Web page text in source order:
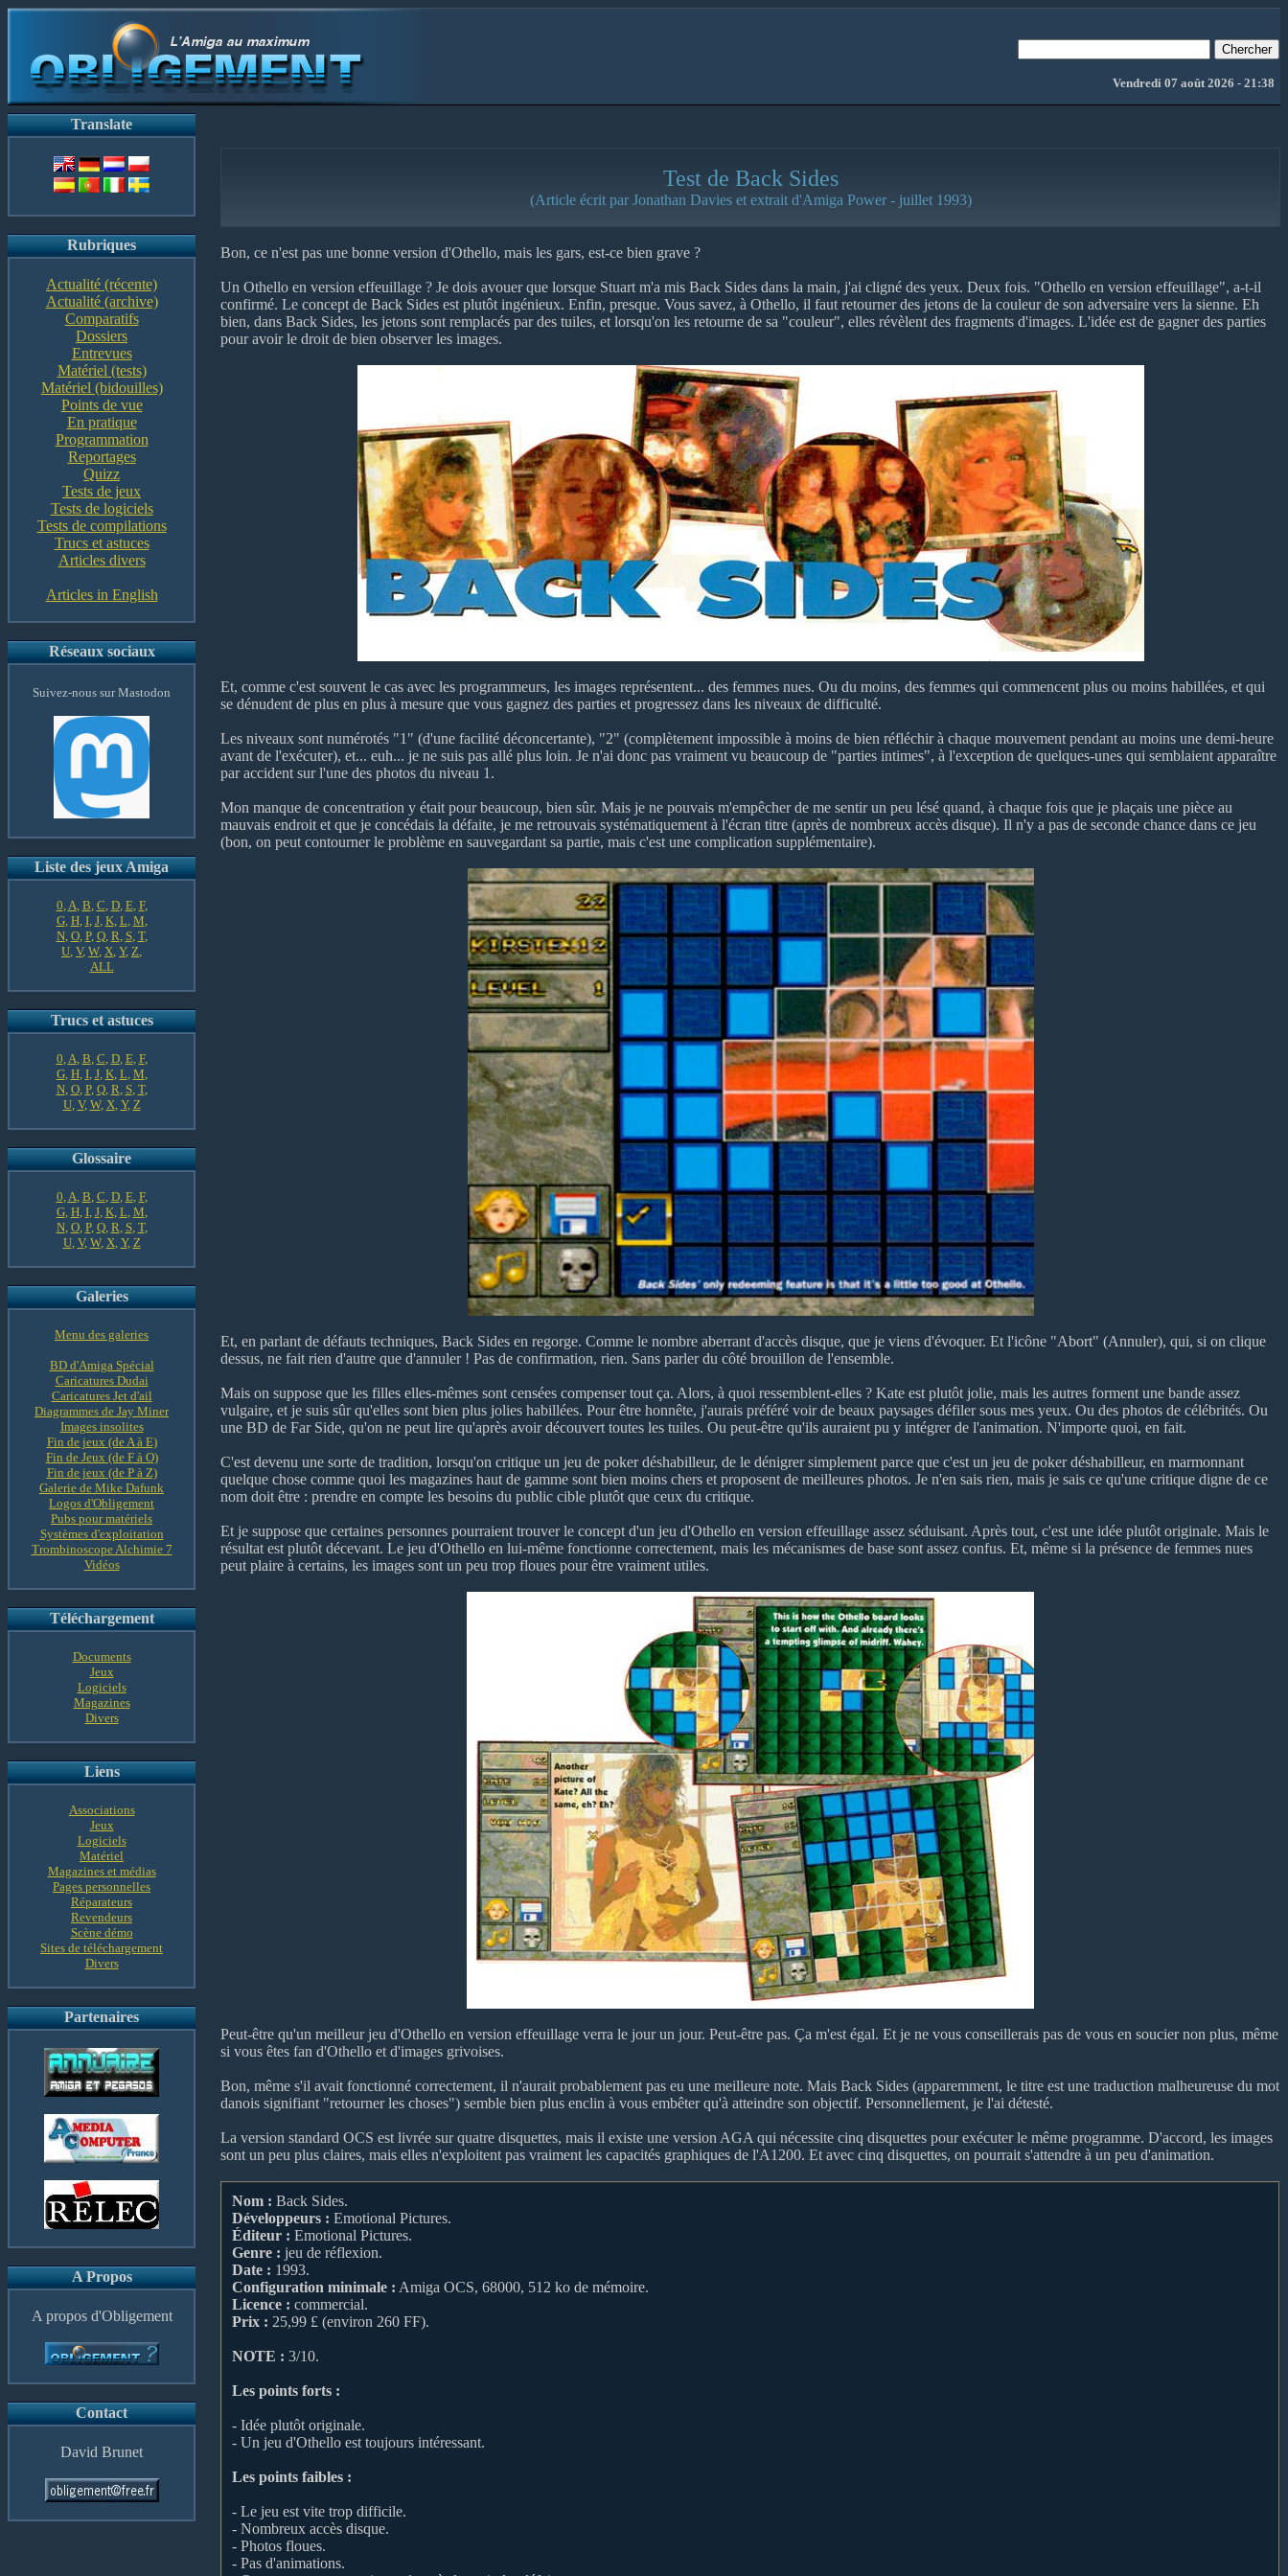
Vendredi 07 août 2026 - 21:38
Translate
Rubriques
Actualité (récente)
Actualité (archive)
Comparatifs
Dossiers
Entrevues
Matériel (tests)
Matériel (bidouilles)
Points de vue
En pratique
Programmation
Reportages
Quizz
Tests de jeux
Tests de logiciels
Tests de compilations
Trucs et astuces
Articles divers
Articles in English
Réseaux sociaux
Suivez-nous sur Mastodon
Liste des jeux Amiga
0,A, B, C, D, E, F,
G, H, I, J, K, L, M,
N, O, P, Q, R, S, T,
U, V, W, X, Y, Z,
ALL
Trucs et astuces
0,A, B, C, D, E, F,
G, H, I, J, K, L, M,
N, O, P, Q, R, S, T,
U, V, W, X, Y, Z
Glossaire
0,A, B, C, D, E, F,
G, H, I, J, K, L, M,
N, O, P, Q, R, S, T,
U, V, W, X, Y, Z
Galeries
Menu des galeries
BD d'Amiga Spécial
Caricatures Dudai
Caricatures Jet d'ail
Diagrammes de Jay Miner
Images insolites
Fin de jeux (de A à E)
Fin de Jeux (de F à O)
Fin de jeux (de P à Z)
Galerie de Mike Dafunk
Logos d'Obligement
Pubs pour matériels
Systèmes d'exploitation
Trombinoscope Alchimie 7
Vidéos
Téléchargement
Documents
Jeux
Logiciels
Magazines
Divers
Liens
Associations
Jeux
Logiciels
Matériel
Magazines et médias
Pages personnelles
Réparateurs
Revendeurs
Scène démo
Sites de téléchargement
Divers
Partenaires
A Propos
A propos d'Obligement
Contact
David Brunet
Test de Back Sides
(Article écrit par Jonathan Davies et extrait d'Amiga Power - juillet 1993)
Bon, ce n'est pas une bonne version d'Othello, mais les gars, est-ce bien grave ?
Un Othello en version effeuillage ? Je dois avouer que lorsque Stuart m'a mis Back Sides dans la main, j'ai cligné des yeux. Deux fois. "Othello en version effeuillage", a-t-il
confirmé. Le concept de Back Sides est plutôt ingénieux. Enfin, presque. Vous savez, à Othello, il faut retourner des jetons de la couleur de son adversaire vers la sienne. Eh
bien, dans Back Sides, les jetons sont remplacés par des tuiles, et lorsqu'on les retourne de sa "couleur", elles révèlent des fragments d'images. L'idée est de gagner des parties
pour avoir le droit de bien observer les images.
Et, comme c'est souvent le cas avec les programmeurs, les images représentent... des femmes nues. Ou du moins, des femmes qui commencent plus ou moins habillées, et qui
se dénudent de plus en plus à mesure que vous gagnez des parties et progressez dans les niveaux de difficulté.
Les niveaux sont numérotés "1" (d'une facilité déconcertante), "2" (complètement impossible à moins de bien réfléchir à chaque mouvement pendant au moins une demi-heure
avant de l'exécuter), et... euh... je ne suis pas allé plus loin. Je n'ai donc pas vraiment vu beaucoup de "parties intimes", à l'exception de quelques-unes qui semblaient apparaître
par accident sur l'une des photos du niveau 1.
Mon manque de concentration y était pour beaucoup, bien sûr. Mais je ne pouvais m'empêcher de me sentir un peu lésé quand, à chaque fois que je plaçais une pièce au
mauvais endroit et que je concédais la défaite, je me retrouvais systématiquement à l'écran titre (après de nombreux accès disque). Il n'y a pas de seconde chance dans ce jeu
(bon, on peut contourner le problème en sauvegardant sa partie, mais c'est une complication supplémentaire).
Et, en parlant de défauts techniques, Back Sides en regorge. Comme le nombre aberrant d'accès disque, que je viens d'évoquer. Et l'icône "Abort" (Annuler), qui, si on clique
dessus, ne fait rien d'autre que d'annuler ! Pas de confirmation, rien. Sans parler du côté brouillon de l'ensemble.
Mais on suppose que les filles elles-mêmes sont censées compenser tout ça. Alors, à quoi ressemblent-elles ? Kate est plutôt jolie, mais les autres forment une bande assez
vulgaire, et je suis sûr qu'elles sont bien plus jolies habillées. Pour être honnête, j'aurais préféré voir de beaux paysages défiler sous mes yeux. Ou des photos de célébrités. Ou
une BD de Far Side, qu'on ne peut lire qu'après avoir découvert toutes les tuiles. Ou peut-être qu'ils auraient pu y intégrer de l'animation. N'importe quoi, en fait.
C'est devenu une sorte de tradition, lorsqu'on critique un jeu de poker déshabilleur, de le dénigrer simplement parce que c'est un jeu de poker déshabilleur, en marmonnant
quelque chose comme quoi les magazines haut de gamme sont bien moins chers et proposent de meilleures photos. Je n'en sais rien, mais je sais ce qu'une critique digne de ce
nom doit être : prendre en compte les besoins du public cible plutôt que ceux du critique.
Et je suppose que certaines personnes pourraient trouver le concept d'un jeu d'Othello en version effeuillage assez séduisant. Après tout, c'est une idée plutôt originale. Mais le
résultat est plutôt décevant. Le jeu d'Othello en lui-même fonctionne correctement, mais les mécanismes de base sont assez confus. Et, même si la présence de femmes nues
peut plaire à certains, les images sont un peu trop floues pour être vraiment utiles.
Peut-être qu'un meilleur jeu d'Othello en version effeuillage verra le jour un jour. Peut-être pas. Ça m'est égal. Et je ne vous conseillerais pas de vous en soucier non plus, même
si vous êtes fan d'Othello et d'images grivoises.
Bon, même s'il avait fonctionné correctement, il n'aurait probablement pas eu une meilleure note. Mais Back Sides (apparemment, le titre est une traduction malheureuse du mot
danois signifiant "retourner les choses") semble bien plus enclin à vous embêter qu'à atteindre son objectif. Personnellement, je l'ai détesté.
La version standard OCS est livrée sur quatre disquettes, mais il existe une version AGA qui nécessite cinq disquettes pour exécuter le même programme. D'accord, les images
sont un peu plus claires, mais elles n'exploitent pas vraiment les capacités graphiques de l'A1200. Et avec cinq disquettes, on pourrait s'attendre à un peu d'animation.
Nom : Back Sides.
Développeurs : Emotional Pictures.
Éditeur : Emotional Pictures.
Genre : jeu de réflexion.
Date : 1993.
Configuration minimale : Amiga OCS, 68000, 512 ko de mémoire.
Licence : commercial.
Prix : 25,99 £ (environ 260 FF).
NOTE : 3/10.
Les points forts :
- Idée plutôt originale.
- Un jeu d'Othello est toujours intéressant.
Les points faibles :
- Le jeu est vite trop difficile.
- Nombreux accès disque.
- Photos floues.
- Pas d'animations.